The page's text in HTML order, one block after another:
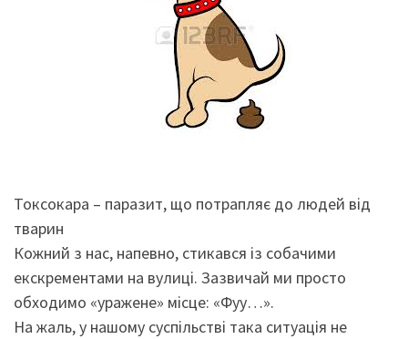
Токсокара – паразит, що потрапляє до людей від
тварин
Кожний з нас, напевно, стикався із собачими
екскрементами на вулиці. Зазвичай ми просто
обходимо «уражене» місце: «Фуу…».
На жаль, у нашому суспільстві така ситуація не